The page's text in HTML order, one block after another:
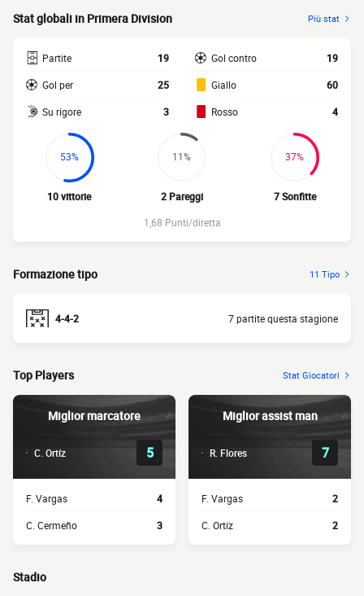
Stat globali in Primera Division Più stat
Partite 19
Gol per 25
Su rigore 3
Gol contro 19
Giallo 60
Rosso 4
53%
10 vittorie
11%
2 Pareggi
37%
7 Sonfitte
1,68 Punti/diretta
Formazione tipo 11 Tipo
4-4-2 7 partite questa stagione
Top Players Stat Giocatori
Miglior marcatore
C. Ortíz 5
F. Vargas 4
C. Cermeño 3
Miglior assist man
R. Flores 7
F. Vargas 2
C. Ortíz 2
Stadio